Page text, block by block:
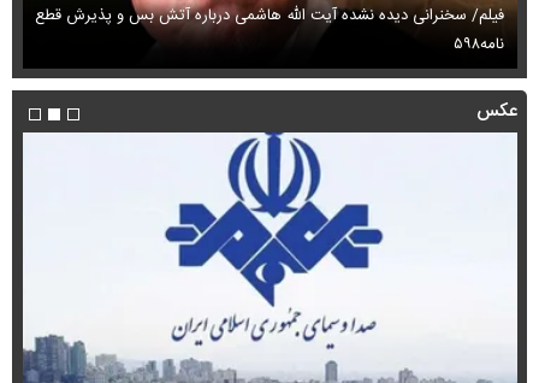
فیلم/ سخنرانی دیده نشده آیت الله هاشمی درباره آتش بس و پذیرش قطع
نامه۵۹۸
عکس